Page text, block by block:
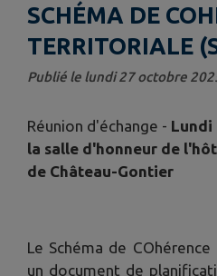
SCHÉMA DE
TERRITORIALE
Publié le lundi 27 octobre
Réunion d'échange - Lundi
la salle d'honneur de
de Château-Gontier
Le Schéma de
un document de